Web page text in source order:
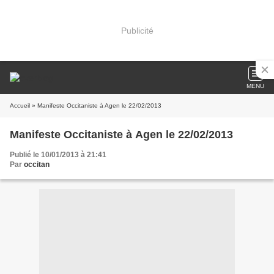
Publicité
MENU
Accueil » Manifeste Occitaniste à Agen le 22/02/2013
Manifeste Occitaniste à Agen le 22/02/2013
Publié le 10/01/2013 à 21:41
Par occitan